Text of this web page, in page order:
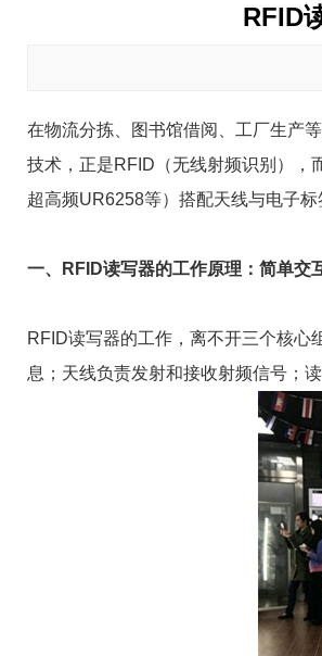
RFID
在物流分拣、图书馆借阅、工厂生产
技术，正是RFID（无线射频识别），
超高频UR6258等）搭配天线与电子
一、RFID读写器的工作原理：简单交
RFID读写器的工作，离不开三个核
息；天线负责发射和接收射频信号；